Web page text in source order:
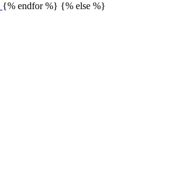
{% endfor %} {% else %}